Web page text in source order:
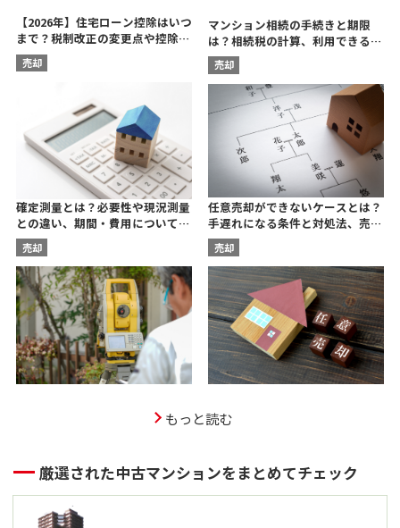
【2026年】住宅ローン控除はいつ
まで？税制改正の変更点や控除額
を解説
売却
マンション相続の手続きと期限
は？相続税の計算、利用できる控
除を解説
売却
確定測量とは？必要性や現況測量
との違い、期間・費用について宅
建士が解説
売却
任意売却ができないケースとは？
手遅れになる条件と対処法、売却
後の残債についても解説
売却
もっと読む
厳選された中古マンションをまとめてチェック